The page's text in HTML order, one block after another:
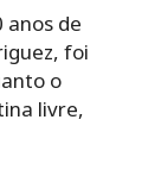
anos de
foi
o
livre,